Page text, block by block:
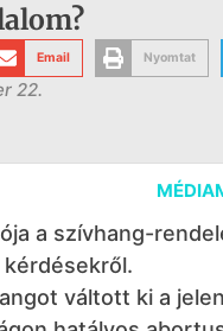
Email Nyomtat
22.
a szívhang-
váltott ki a